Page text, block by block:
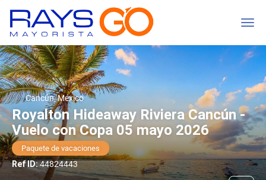
Cancún, México
Royalton Hideaway Riviera Cancún -
Vuelo con Copa 05 mayo 2026
Paquete de vacaciones
Ref ID:44824443